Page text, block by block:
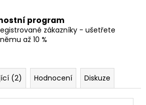
program
zákazníky - ušetřete
až 10 %
(2) Hodnocení Diskuze